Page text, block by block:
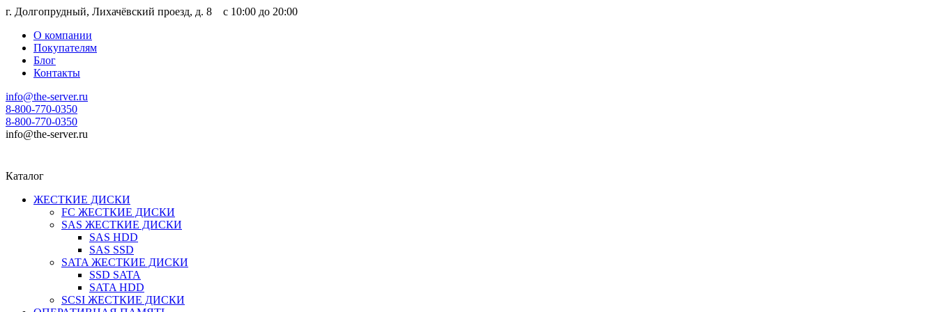
г. Долгопрудный, Лихачёвский проезд, д. 8 c 10:00 до 20:00
О компании
Покупателям
Блог
Контакты
info@the-server.ru
8-800-770-0350
8-800-770-0350
info@the-server.ru
Каталог
ЖЕСТКИЕ ДИСКИ
FC ЖЕСТКИЕ ДИСКИ
SAS ЖЕСТКИЕ ДИСКИ
SAS HDD
SAS SSD
SATA ЖЕСТКИЕ ДИСКИ
SSD SATA
SATA HDD
SCSI ЖЕСТКИЕ ДИСКИ